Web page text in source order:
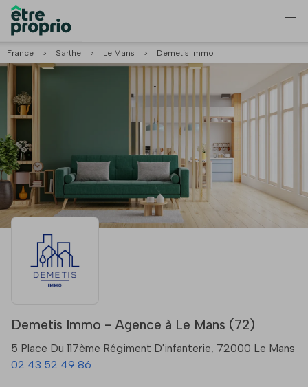
France > Sarthe > Le Mans > Demetis Immo
Demetis Immo - Agence à Le Mans (72)
5 Place Du 117ème Régiment D'infanterie, 72000 Le Mans
02 43 52 49 86